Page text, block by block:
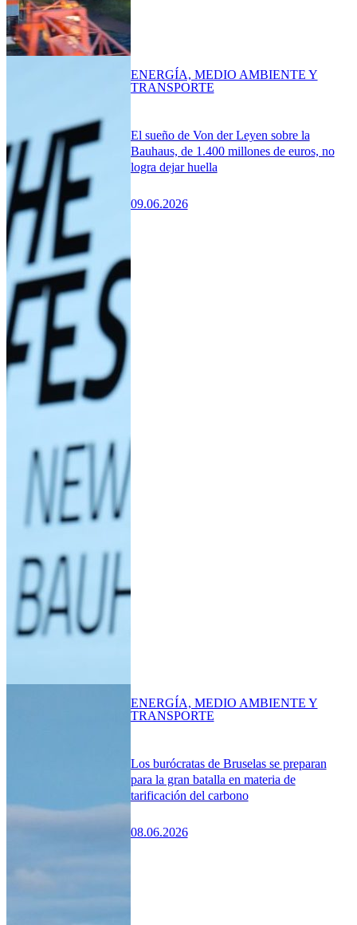
El sueño de Von der Leyen sobre la
Bauhaus, de 1.400 millones de euros, no
logra dejar huella
09.06.2026
ENERGÍA, MEDIO AMBIENTE Y
TRANSPORTE
Los burócratas de Bruselas se preparan
para la gran batalla en materia de
tarificación del carbono
08.06.2026
ENERGÍA, MEDIO AMBIENTE Y
TRANSPORTE